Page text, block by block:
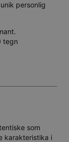
personlig
tegn
som
karakteristika i